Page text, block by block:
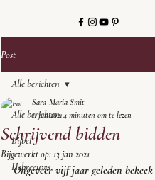
Post
Alle berichten
Bijbel
Hebreeuws
Alle berichten
Schrijvend bidden
Sara-Maria Smit
11 jan 20214 minuten om te lezen
Bijgewerkt op:13 jan 2021
Ongeveer vijf jaar geleden